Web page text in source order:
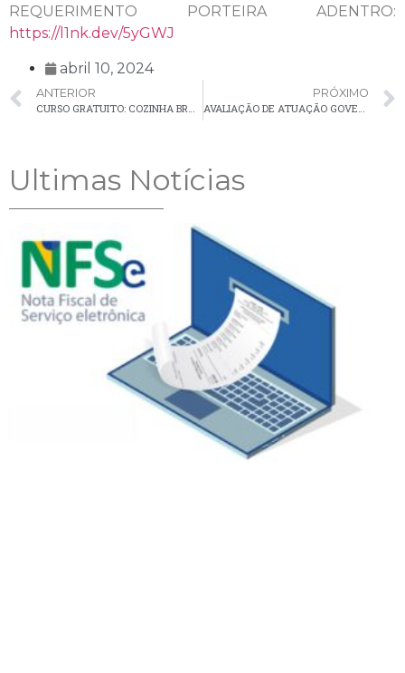
REQUERIMENTO PORTEIRA ADENTRO:
https://l1nk.dev/5yGWJ
abril 10, 2024
ANTERIOR
PRÓXIMO
Ultimas Notícias